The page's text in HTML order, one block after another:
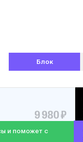
Блок
9 980 ₽
и поможет с